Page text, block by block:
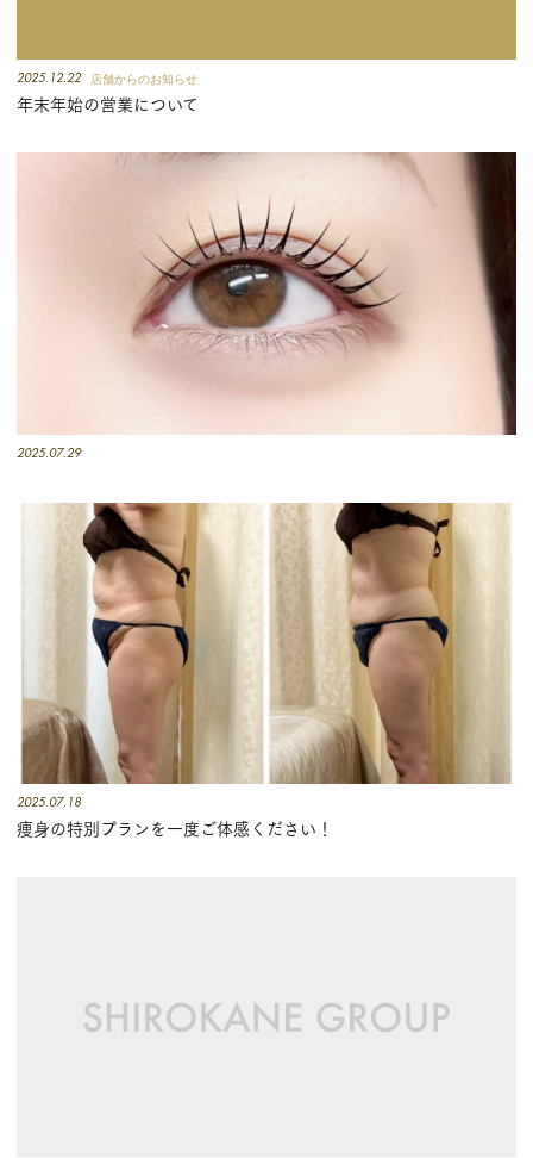
2025.12.22 店舗からのお知らせ
年末年始の営業について
2025.07.29
2025.07.18
痩身の特別プランを一度ご体感ください！